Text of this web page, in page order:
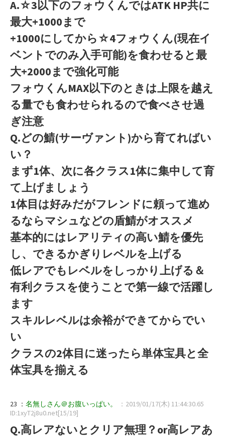
A.☆3以下のフォウくんではATK HP共に
最大+1000まで
+1000にしてから☆4フォウくん(現在イ
ベントでのみ入手可能)を食わせると最
大+2000まで強化可能
フォウくんMAX以下のときは上限を越え
る量でも食わせられるので食べさせ過
ぎ注意
Q.どの鯖(サーヴァント)から育てればい
い？
まず1体、次に各クラス1体に集中して育
て上げましょう
1体目は好みだがフレンドに頼って進め
るならマシュなどの盾鯖がオススメ
基本的にはレアリティの高い鯖を優先
し、できるかぎりレベルを上げる
低レアでもレベルをしっかり上げる＆
有利クラスを使うことで第一線で活躍し
ます
スキルレベルは余裕ができてからでい
い
クラスの2体目に迷ったら単体宝具と全
体宝具を揃える
23 ： 名無しさん＠お腹いっぱい。
：2019/01/17(木) 11:44:30.65
ID:1xyT2j8u0.net[15/19]
Q.高レアないとクリア無理？or高レアあ